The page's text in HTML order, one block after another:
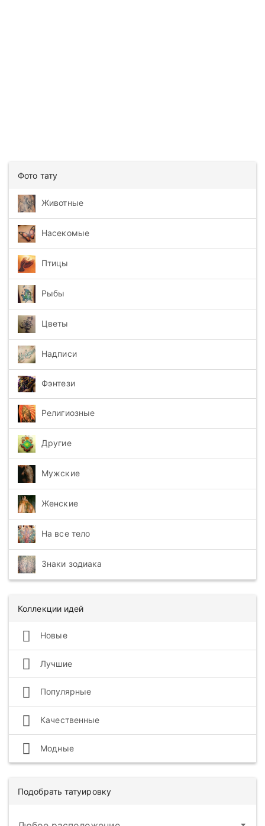
Фото тату
Животные
Насекомые
Птицы
Рыбы
Цветы
Надписи
Фэнтези
Религиозные
Другие
Мужские
Женские
На все тело
Знаки зодиака
Коллекции идей
Новые
Лучшие
Популярные
Качественные
Модные
Подобрать татуировку